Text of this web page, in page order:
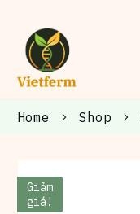
Home Shop
Giảm
giá!